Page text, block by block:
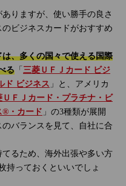
りますが、使い勝手の良さ
ビジネスカードがおすすめ
、多くの国々で使える国際
る 「 三菱ＵＦＪカード ビジ
ド ビジネス 」と、アメリカ
ＵＦＪカード・プラチナ・ビ
®・カード 」の3種類が展開
バランスを見て、自社に合
るため、海外出張や多い方
持っておくといいでしょ